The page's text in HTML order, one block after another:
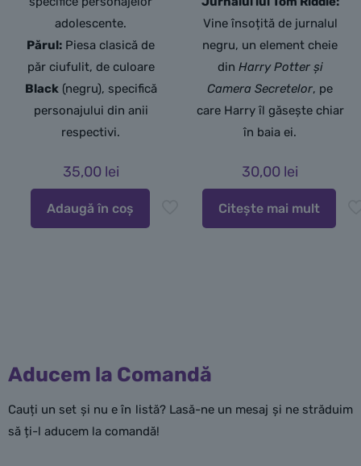
adolescente.
Părul: Piesa clasică de
păr ciufulit, de culoare
Black(negru), specifică
personajului din anii
respectivi.
35,00 lei
Adaugă în coș
Vine însoțită de jurnalul
negru, un element cheie
din Harry Potter și
Camera Secretelor, pe
care Harry îl găsește chiar
în baia ei.
30,00 lei
Citește mai mult
Aducem la Comandă
Cauți un set și nu e în listă? Lasă-ne un mesaj și ne străduim
să ți-l aducem la comandă!